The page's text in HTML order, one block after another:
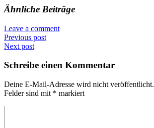
Ähnliche Beiträge
Leave a comment
Previous post
Next post
Schreibe einen Kommentar
Deine E-Mail-Adresse wird nicht veröffentlicht.
Felder sind mit * markiert